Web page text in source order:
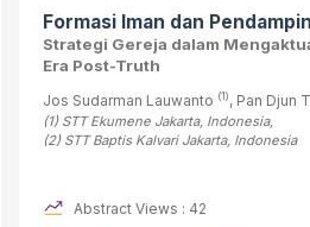
Formasi Iman dan
Strategi Gereja dalam
Era Post-Truth
Jos Sudarman Lauwanto (1), Pan Djun
(1) STT Ekumene Jakarta, Indonesia,
(2) STT Baptis Kalvari Jakarta, Indonesia
Abstract Views : 42